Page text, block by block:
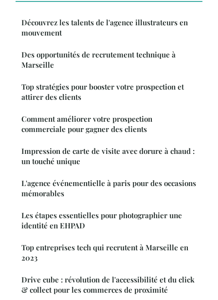
Découvrez les talents de l'agence illustrateurs en
mouvement
Des opportunités de recrutement technique à
Marseille
Top stratégies pour booster votre prospection et
attirer des clients
Comment améliorer votre prospection
commerciale pour gagner des clients
Impression de carte de visite avec dorure à chaud :
un touché unique
L'agence événementielle à paris pour des occasions
mémorables
Les étapes essentielles pour photographier une
identité en EHPAD
Top entreprises tech qui recrutent à Marseille en
2023
Drive cube : révolution de l'accessibilité et du click
& collect pour les commerces de proximité